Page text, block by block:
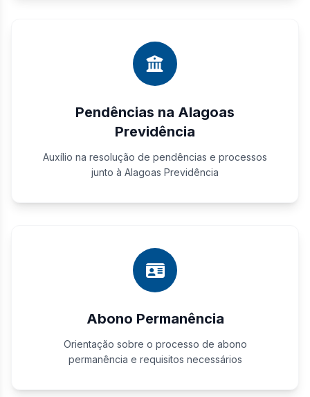
Pendências na Alagoas
Previdência
Auxílio na resolução de pendências e processos
junto à Alagoas Previdência
Abono Permanência
Orientação sobre o processo de abono
permanência e requisitos necessários